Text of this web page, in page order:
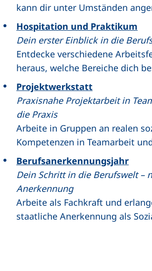
kann dir unter Umständen
Hospitation und Praktikum
Dein erster Einblick in die
Entdecke verschiedene
heraus, welche Bereiche dich
Projektwerkstatt
Praxisnahe Projektarbeit in
die Praxis
Arbeite in Gruppen an realen
Kompetenzen in Teamarbeit
Berufsanerkennungsjahr
Dein Schritt in die Berufswelt –
Anerkennung
Arbeite als Fachkraft und
staatliche Anerkennung als